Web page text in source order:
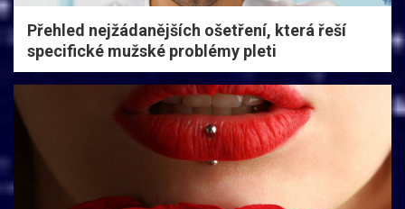
Přehled nejžádanějších ošetření, která řeší
specifické mužské problémy pleti